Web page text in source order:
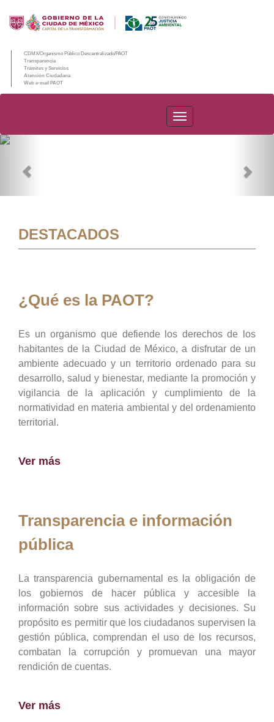
CDMX/Organismo Público Descentralizado/PAOT
Transparencia
Trámites y Servicios
Atención Ciudadana
Web e-mail PAOT
PAOT
DESTACADOS
¿Qué es la PAOT?
Es un organismo que defiende los derechos de los
habitantes de la Ciudad de México, a disfrutar de un
ambiente adecuado y un territorio ordenado para su
desarrollo, salud y bienestar, mediante la promoción y
vigilancia de la aplicación y cumplimiento de la
normatividad en materia ambiental y del ordenamiento
territorial.
Ver más
Transparencia e información
pública
La transparencia gubernamental es la obligación de
los gobiernos de hacer pública y accesible la
información sobre sus actividades y decisiones. Su
propósito es permitir que los ciudadanos supervisen la
gestión pública, comprendan el uso de los recursos,
combatan la corrupción y promuevan una mayor
rendición de cuentas.
Ver más